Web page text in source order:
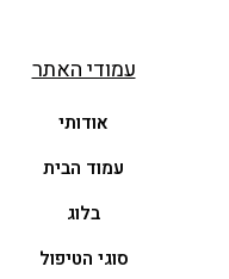
עמודי האתר
אודותי
עמוד הבית
בלוג
סוגי הטיפול